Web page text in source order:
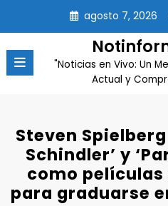
contenido
agosto 7, 2026
"Noticias en Vivo: Un
Actual y
Steven
Schindler’ y
como
para graduarse